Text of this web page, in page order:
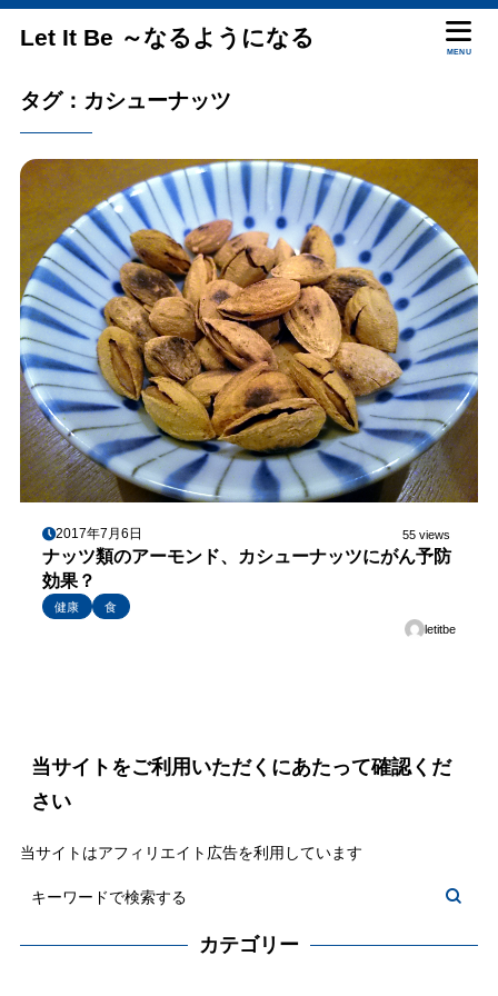
Let It Be ～なるようになる
MENU
タグ：カシューナッツ
2017年7月6日 55 views
ナッツ類のアーモンド、カシューナッツにがん予防
効果？
健康
食
letitbe
当サイトをご利用いただくにあたって確認くだ
さい
当サイトはアフィリエイト広告を利用しています
カテゴリー